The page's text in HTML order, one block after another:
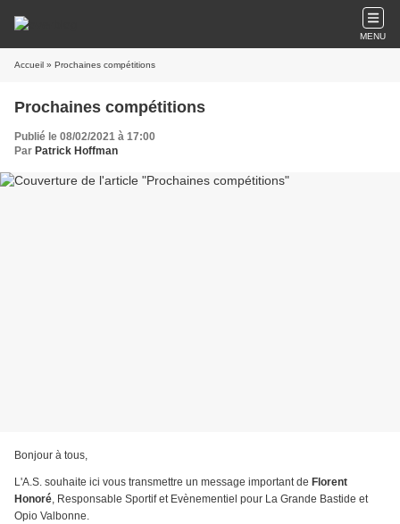
MENU
Accueil » Prochaines compétitions
Prochaines compétitions
Publié le 08/02/2021 à 17:00
Par Patrick Hoffman
Bonjour à tous,
L'A.S. souhaite ici vous transmettre un message important de Florent
Honoré, Responsable Sportif et Evènementiel pour La Grande Bastide et
Opio Valbonne.